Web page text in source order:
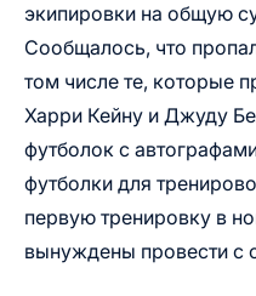
экипировки на общую
Сообщалось, что
том числе те, которые
Харри Кейну и Джуду
футболок с
футболки для
первую тренировку в
вынуждены провести с